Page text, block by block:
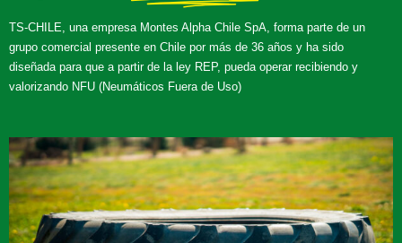
TS-CHILE, una empresa Montes Alpha Chile SpA, forma parte de un
grupo comercial presente en Chile por más de 36 años y ha sido
diseñada para que a partir de la ley REP, pueda operar recibiendo y
valorizando NFU (Neumáticos Fuera de Uso)